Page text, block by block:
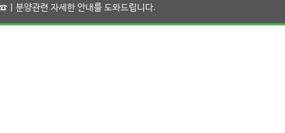
분양관련 자세한 안내를 도와드립니다.